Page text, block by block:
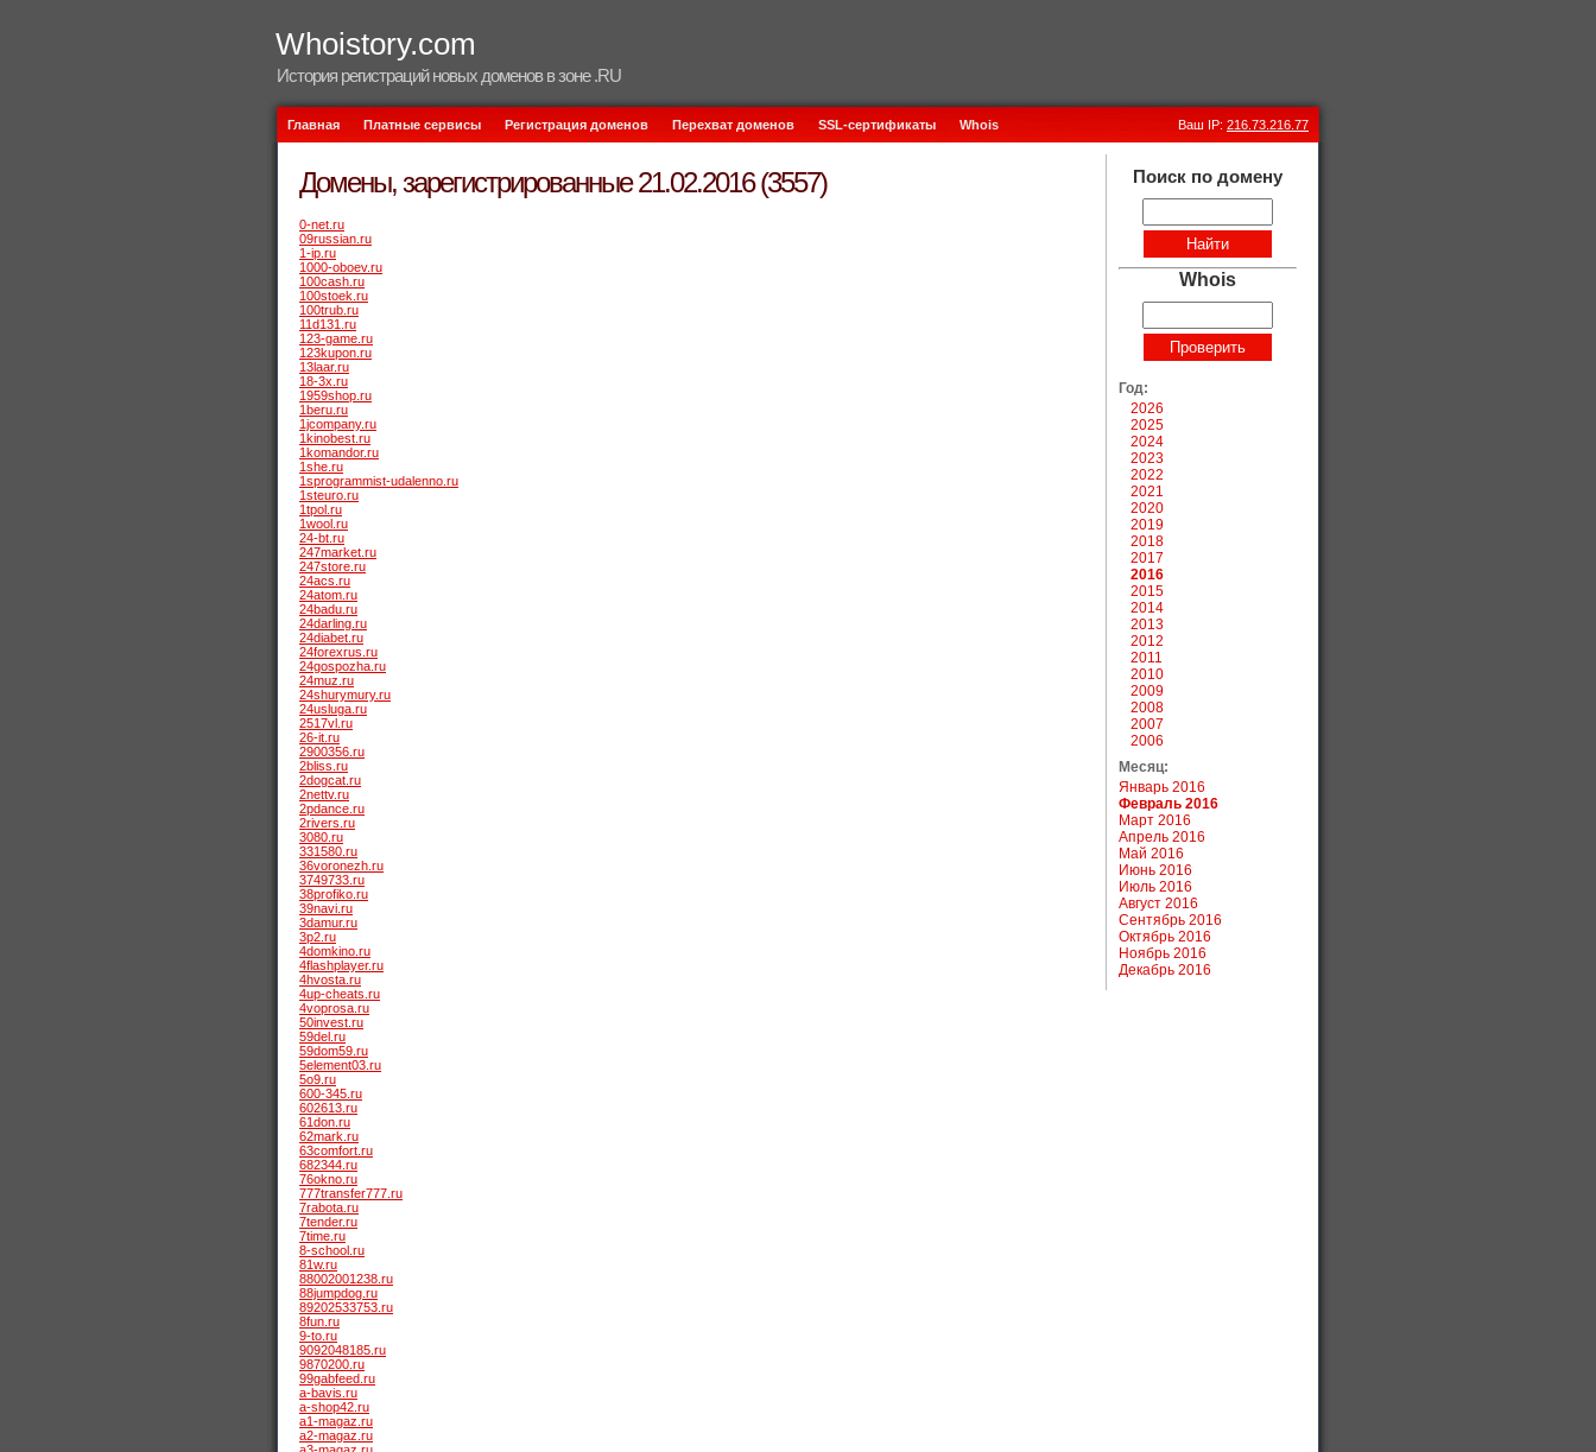
Whoistory.com
История регистраций новых доменов в зоне .RU
Главная Платные сервисы Регистрация доменов Перехват доменов SSL-сертификаты Whois Ваш IP: 216.73.216.77
Домены, зарегистрированные 21.02.2016 (3557)
0-net.ru
09russian.ru
1-ip.ru
1000-oboev.ru
100cash.ru
100stoek.ru
100trub.ru
11d131.ru
123-game.ru
123kupon.ru
13laar.ru
18-3x.ru
1959shop.ru
1beru.ru
1jcompany.ru
1kinobest.ru
1komandor.ru
1she.ru
1sprogrammist-udalenno.ru
1steuro.ru
1tpol.ru
1wool.ru
24-bt.ru
247market.ru
247store.ru
24acs.ru
24atom.ru
24badu.ru
24darling.ru
24diabet.ru
24forexrus.ru
24gospozha.ru
24muz.ru
24shurymury.ru
24usluga.ru
2517vl.ru
26-it.ru
2900356.ru
2bliss.ru
2dogcat.ru
2nettv.ru
2pdance.ru
2rivers.ru
3080.ru
331580.ru
36voronezh.ru
3749733.ru
38profiko.ru
39navi.ru
3damur.ru
3p2.ru
4domkino.ru
4flashplayer.ru
4hvosta.ru
4up-cheats.ru
4voprosa.ru
50invest.ru
59del.ru
59dom59.ru
5element03.ru
5o9.ru
600-345.ru
602613.ru
61don.ru
62mark.ru
63comfort.ru
682344.ru
76okno.ru
777transfer777.ru
7rabota.ru
7tender.ru
7time.ru
8-school.ru
81w.ru
88002001238.ru
88jumpdog.ru
89202533753.ru
8fun.ru
9-to.ru
9092048185.ru
9870200.ru
99gabfeed.ru
a-bavis.ru
a-shop42.ru
a1-magaz.ru
a2-magaz.ru
Поиск по домену
Whois
Год:
2026
2025
2024
2023
2022
2021
2020
2019
2018
2017
2016
2015
2014
2013
2012
2011
2010
2009
2008
2007
2006
Месяц:
Январь 2016
Февраль 2016
Март 2016
Апрель 2016
Май 2016
Июнь 2016
Июль 2016
Август 2016
Сентябрь 2016
Октябрь 2016
Ноябрь 2016
Декабрь 2016